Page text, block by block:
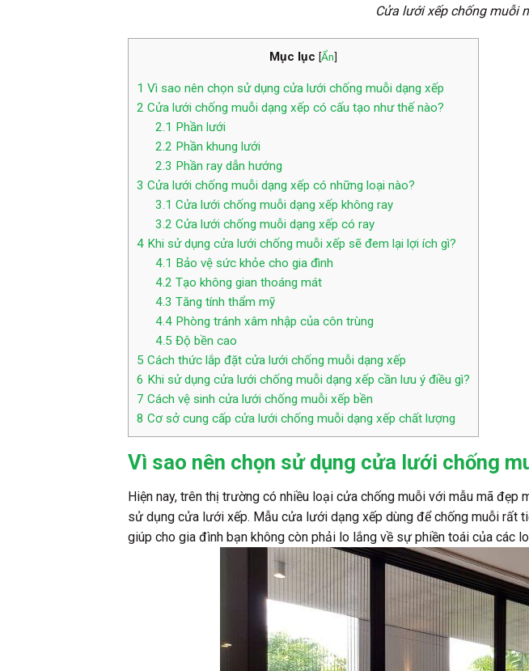
Cửa lưới xếp chống muỗi
Mục lục [Ẩn]
1 Vì sao nên chọn sử dụng cửa lưới chống muỗi dạng xếp
2 Cửa lưới chống muỗi dạng xếp có cấu tạo như thế nào?
2.1 Phần lưới
2.2 Phần khung lưới
2.3 Phần ray dẫn hướng
3 Cửa lưới chống muỗi dạng xếp có những loại nào?
3.1 Cửa lưới chống muỗi dạng xếp không ray
3.2 Cửa lưới chống muỗi dạng xếp có ray
4Khi sử dụng cửa lưới chống muỗi xếp sẽ đem lại lợi ích gì?
4.1 Bảo vệ sức khỏe cho gia đình
4.2 Tạo không gian thoáng mát
4.3 Tăng tính thẩm mỹ
4.4Phòng tránh xâm nhập của côn trùng
4.5 Độ bền cao
5 Cách thức lắp đặt cửa lưới chống muỗi dạng xếp
6 Khi sử dụng cửa lưới chống muỗi dạng xếp cần lưu ý điều gì?
7 Cách vệ sinh cửa lưới chống muỗi xếp bền
8 Cơ sở cung cấp cửa lưới chống muỗi dạng xếp chất lượng
Vì sao nên chọn sử dụng cửa lưới chống
Hiện nay, trên thị trường có nhiều loại cửa chống muỗi với mẫu mã đẹp
sử dụng cửa lưới xếp. Mẫu cửa lưới dạng xếp dùng để chống muỗi rất
giúp cho gia đình bạn không còn phải lo lắng về sự phiền toái của các